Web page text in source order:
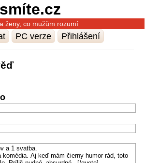
ženy, co mužům rozumí
PC verze Přihlášení